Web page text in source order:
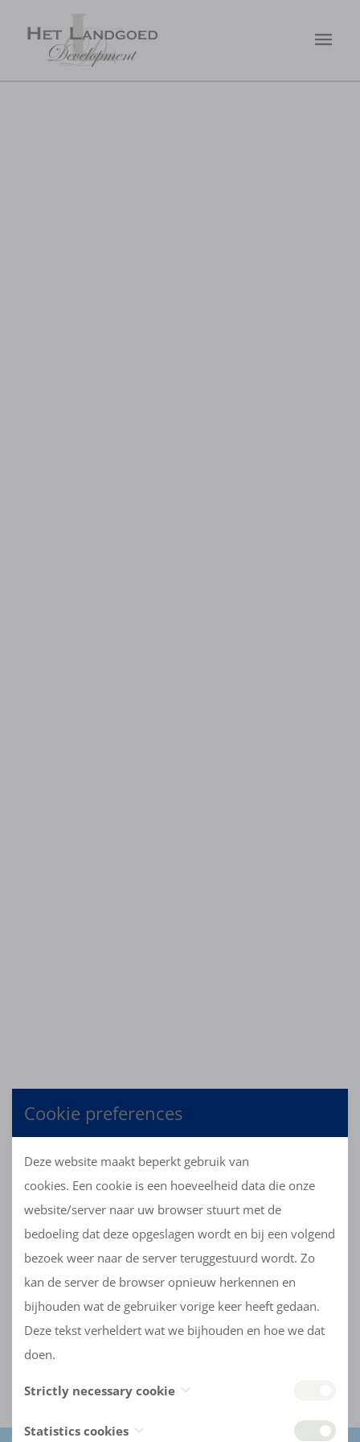
Cookie preferences
Deze website maakt beperkt gebruik van
cookies. Een cookie is een hoeveelheid data die onze
website/server naar uw browser stuurt met de
bedoeling dat deze opgeslagen wordt en bij een volgend
bezoek weer naar de server teruggestuurd wordt. Zo
kan de server de browser opnieuw herkennen en
bijhouden wat de gebruiker vorige keer heeft gedaan.
Deze tekst verheldert wat we bijhouden en hoe we dat
doen.
Strictly necessary cookie
De eerste ('Strictly necessary cookie') bewaart uw
Statistics cookies